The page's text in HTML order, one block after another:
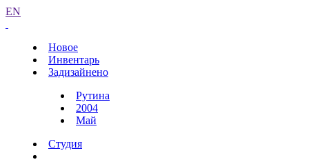
EN
Новое
Инвентарь
Задизайнено
Рутина
2004
Май
Студия